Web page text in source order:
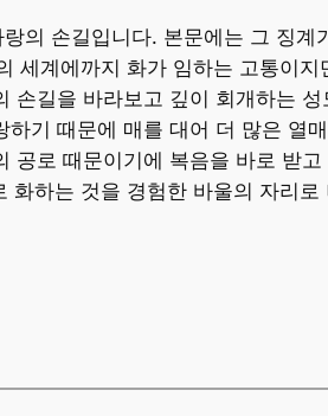
의 손길입니다. 본문에는 그 징
계에까지 화가 임하는 고통이
길을 바라보고 깊이 회개하는
기 때문에 매를 대어 더 많은 열
로 때문이기에 복음을 바로 받
하는 것을 경험한 바울의 자리로